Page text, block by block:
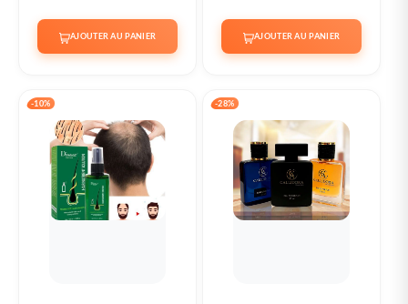
AJOUTER AU PANIER AJOUTER AU PANIER
-10% -28%